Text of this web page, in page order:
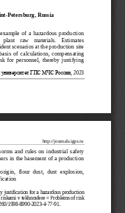
-Petersburg, Russia
of  a  hazardous  production
plant    raw    materials.    Estimates
scenarios at the production site
of  calculations,  compensating
for  personnel,  thereby  justifying
университет ГПС МЧС России, 2023
http://journals.igps.ru
and  rules  on  industrial  safety
in the basement of a production
flour  dust,  dust  explosion,
justification for a hazardous production
v tekhnosfere = Problems of risk
1998-8990-2023-4-77-91.